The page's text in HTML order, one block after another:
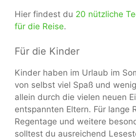
Hier findest du 20 nützliche
für die Reise.
Für die Kinder
Kinder haben im Urlaub im
von selbst viel Spaß und
allein durch die vielen neuen
entspannten Eltern. Für lange
Regentage und weitere
solltest du ausreichend